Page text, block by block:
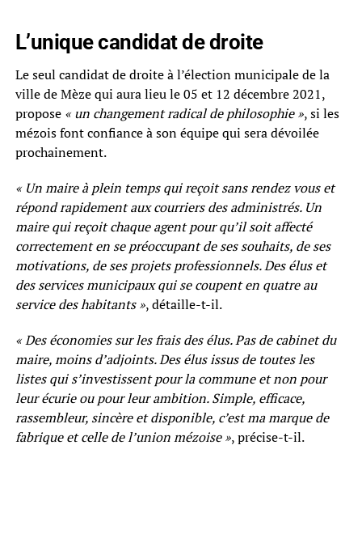
L’unique candidat de droite
Le seul candidat de droite à l’élection municipale de la
ville de Mèze qui aura lieu le 05 et 12 décembre 2021,
propose « un changement radical de philosophie », si les
mézois font confiance à son équipe qui sera dévoilée
prochainement.
« Un maire à plein temps qui reçoit sans rendez vous et
répond rapidement aux courriers des administrés. Un
maire qui reçoit chaque agent pour qu’il soit affecté
correctement en se préoccupant de ses souhaits, de ses
motivations, de ses projets professionnels. Des élus et
des services municipaux qui se coupent en quatre au
service des habitants », détaille-t-il.
« Des économies sur les frais des élus. Pas de cabinet du
maire, moins d’adjoints. Des élus issus de toutes les
listes qui s’investissent pour la commune et non pour
leur écurie ou pour leur ambition. Simple, efficace,
rassembleur, sincère et disponible, c’est ma marque de
fabrique et celle de l’union mézoise », précise-t-il.